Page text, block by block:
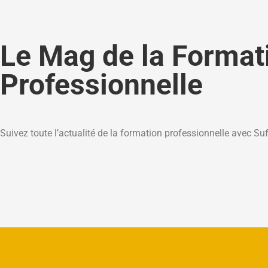
Le Mag de la
Professionnelle
Suivez toute l’actualité de la formation professionnelle avec